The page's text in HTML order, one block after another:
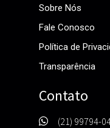
Sobre Nós
Fale Conosco
Política de
Transparência
Contato
(21) 99794-